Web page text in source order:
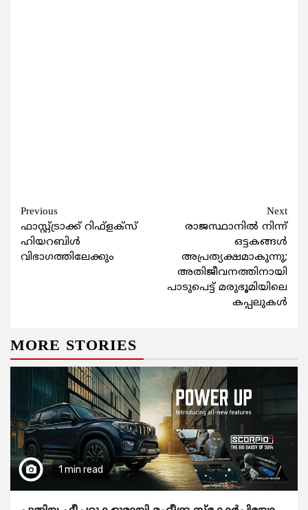
Continue
Reading
Previous
ഫാസ്റ്റ്ട്രാക്ക് റിഫ്ളക്സ്
ഹിയറബിള്‍
വിഭാഗത്തിലേക്കും
Next
രാജസ്ഥാനില്‍ നിന്ന്
ഒട്ടകങ്ങള്‍
അപ്രത്യക്ഷമാകുന്നു;
അതിജീവനത്തിനായി
പാടുപെട്ട് മരുഭൂമിയിലെ
കപ്പലുകള്‍
MORE STORIES
1 min read